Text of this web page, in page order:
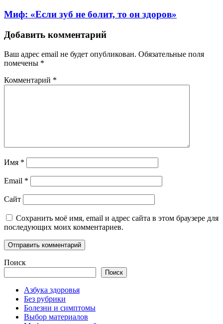
Миф: «Если зуб не болит, то он здоров»
Добавить комментарий
Ваш адрес email не будет опубликован. Обязательные поля
помечены *
Комментарий *
Имя *
Email *
Сайт
Сохранить моё имя, email и адрес сайта в этом браузере для
последующих моих комментариев.
Поиск
Поиск
Азбука здоровья
Без рубрики
Болезни и симптомы
Выбор материалов